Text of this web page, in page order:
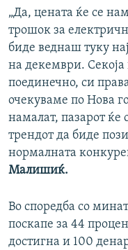
„Да, цената ќе се
трошок за
биде веднаш туку
на декември. Секоја
поединечно, си
очекуваме по Нова
намалат, пазарот ќе
трендот да биде
нормалната
Малишиќ.
Во споредба со
поскапе за 44
достигна и 100